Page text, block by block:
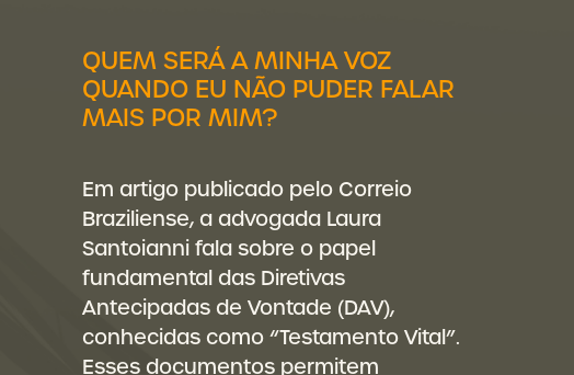
QUEM SERÁ A MINHA VOZ
QUANDO EU NÃO PUDER FALAR
MAIS POR MIM?
Em artigo publicado pelo Correio
Braziliense, a advogada Laura
Santoianni fala sobre o papel
fundamental das Diretivas
Antecipadas de Vontade (DAV),
conhecidas como “Testamento Vital”.
Esses documentos permitem